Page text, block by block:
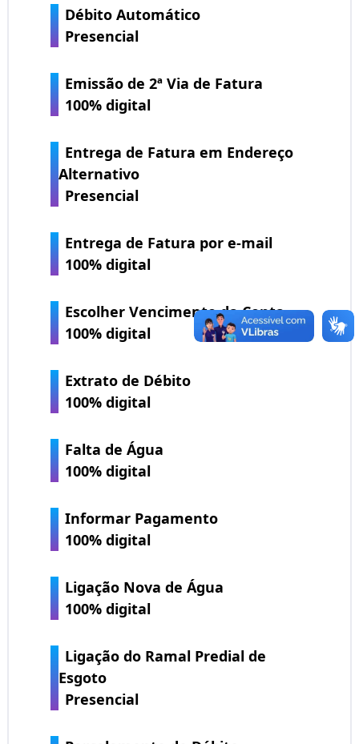
Débito Automático
Presencial
Emissão de 2ª Via de Fatura
100% digital
Entrega de Fatura em Endereço
Alternativo
Presencial
Entrega de Fatura por e-mail
100% digital
Escolher Vencimento da Conta
100% digital
Extrato de Débito
100% digital
Falta de Água
100% digital
Informar Pagamento
100% digital
Ligação Nova de Água
100% digital
Ligação do Ramal Predial de
Esgoto
Presencial